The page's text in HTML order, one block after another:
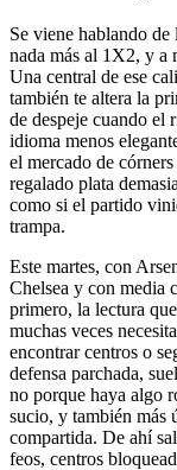
Se viene hablando
nada más al 1X2, y a
Una central de ese
también te altera la
de despeje cuando el
idioma menos
el mercado de
regalado plata
como si el partido
trampa.
Este martes, con
Chelsea y con media
primero, la lectura
muchas veces
encontrar centros o
defensa parchada,
no porque haya algo
sucio, y también más
compartida. De ahí
feos, centros